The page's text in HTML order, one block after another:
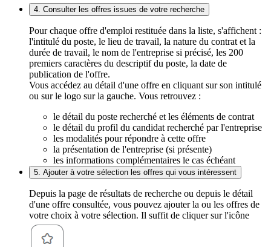
4. Consulter les offres issues de votre recherche
Pour chaque offre d'emploi restituée dans la liste, s'affichent :
l'intitulé du poste, le lieu de travail, la nature du contrat et la
durée de travail, le nom de l'entreprise si précisé, les 200
premiers caractères du descriptif du poste, la date de
publication de l'offre.
Vous accédez au détail d'une offre en cliquant sur son intitulé
ou sur le logo sur la gauche. Vous retrouvez :
le détail du poste recherché et les éléments de contrat
le détail du profil du candidat recherché par l'entreprise
les modalités pour répondre à cette offre
la présentation de l'entreprise (si présente)
les informations complémentaires le cas échéant
5. Ajouter à votre sélection les offres qui vous intéressent
Depuis la page de résultats de recherche ou depuis le détail
d'une offre consultée, vous pouvez ajouter la ou les offres de
votre choix à votre sélection. Il suffit de cliquer sur l'icône